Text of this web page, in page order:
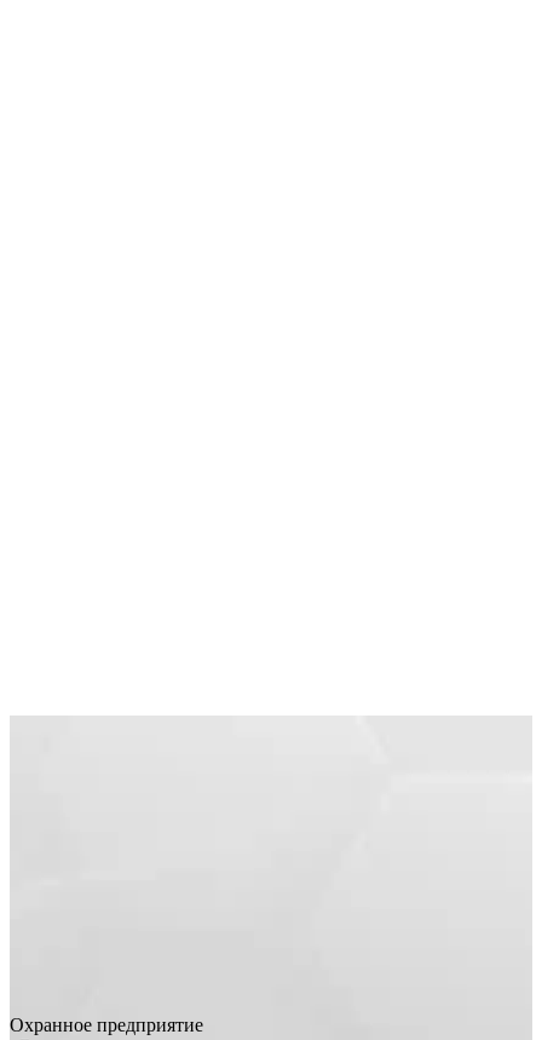
Охранное предприятие